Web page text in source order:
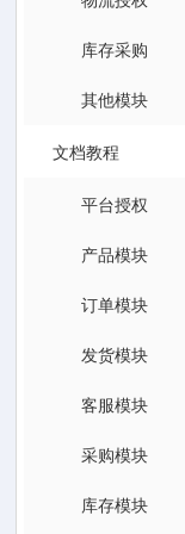
库存采购
其他模块
文档教程
平台授权
产品模块
订单模块
发货模块
客服模块
采购模块
库存模块